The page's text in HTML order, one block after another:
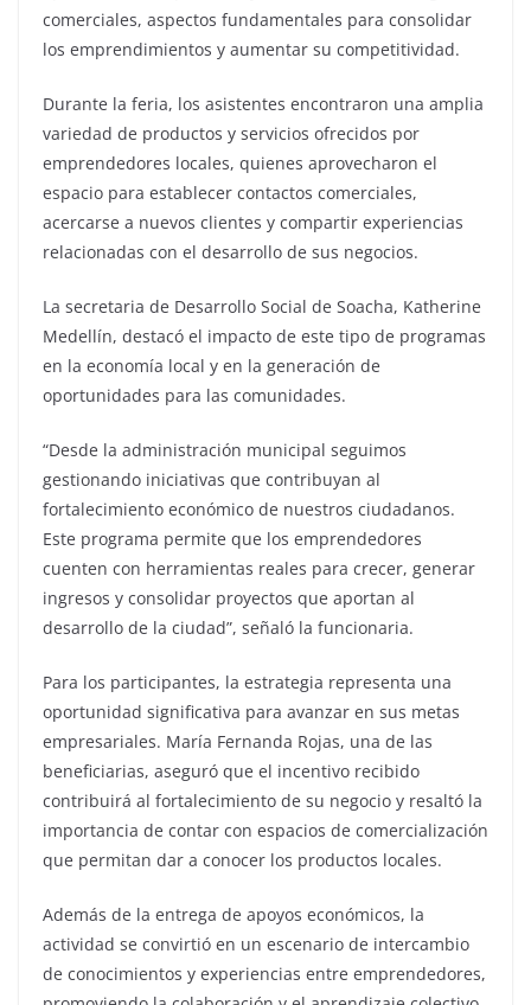
comerciales, aspectos fundamentales para consolidar
los emprendimientos y aumentar su competitividad.
Durante la feria, los asistentes encontraron una amplia
variedad de productos y servicios ofrecidos por
emprendedores locales, quienes aprovecharon el
espacio para establecer contactos comerciales,
acercarse a nuevos clientes y compartir experiencias
relacionadas con el desarrollo de sus negocios.
La secretaria de Desarrollo Social de Soacha, Katherine
Medellín, destacó el impacto de este tipo de programas
en la economía local y en la generación de
oportunidades para las comunidades.
“Desde la administración municipal seguimos
gestionando iniciativas que contribuyan al
fortalecimiento económico de nuestros ciudadanos.
Este programa permite que los emprendedores
cuenten con herramientas reales para crecer, generar
ingresos y consolidar proyectos que aportan al
desarrollo de la ciudad”, señaló la funcionaria.
Para los participantes, la estrategia representa una
oportunidad significativa para avanzar en sus metas
empresariales. María Fernanda Rojas, una de las
beneficiarias, aseguró que el incentivo recibido
contribuirá al fortalecimiento de su negocio y resaltó la
importancia de contar con espacios de comercialización
que permitan dar a conocer los productos locales.
Además de la entrega de apoyos económicos, la
actividad se convirtió en un escenario de intercambio
de conocimientos y experiencias entre emprendedores,